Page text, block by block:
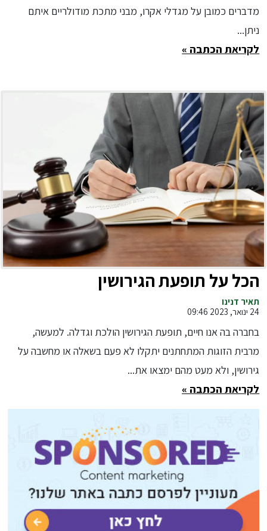
מדברים כמובן על מגדלי אקרו, מבני מתכת מודולריים איתם
ניתן...
לקריאת הכתבה »
הכל על תופעת הגירושין
תאיר דנינו
24 ינואר, 2023 09:46
בחברה בה אנו חיים, תופעת הגירושין הולכת וגדלה. למעשה,
מרבית הזוגות המתחתנים יתקלו לא פעם בשאלה או מחשבה על
גירושין, ולא מעט מהם ימצאו את...
לקריאת הכתבה »